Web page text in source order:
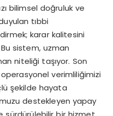
bilimsel doğruluk ve
tıbbi
karar kalitesini
Bu sistem, uzman
niteliği taşıyor. Son
verimliliğimizi
şekilde hayata
destekleyen yapay